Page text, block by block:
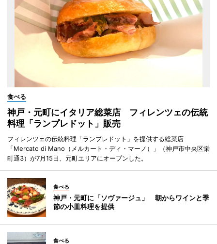
食べる
神戸・元町にイタリア総菜店 フィレンツェの伝統
料理「ランプレドット」販売
フィレンツェの伝統料理「ランプレドット」を提供する総菜店
「Mercato di Mano（メルカート・ディ・マーノ）」（神戸市中央区栄
町通3）が7月15日、元町エリアにオープンした。
食べる
神戸・元町に「ソヴァージュ」 朝からワインと季
節の小皿料理を提供
食べる